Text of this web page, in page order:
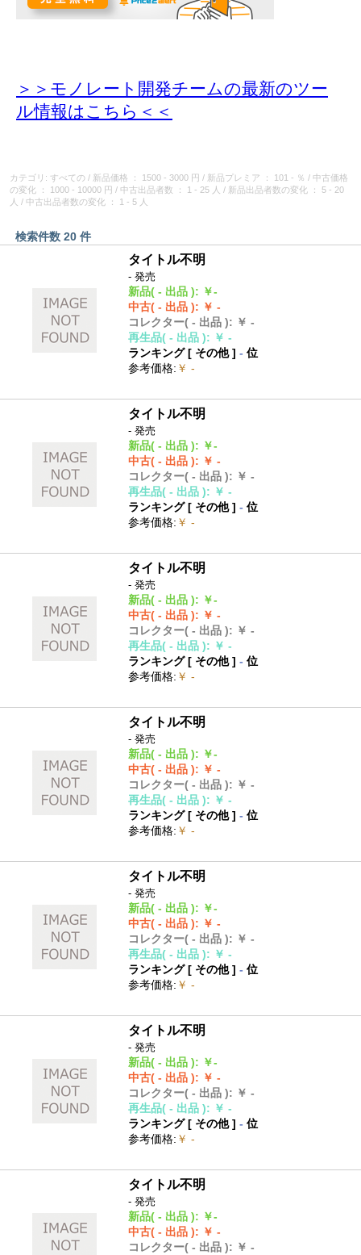
＞＞モノレート開発チームの最新のツー
ル情報はこちら＜＜
カテゴリ: すべての / 新品価格 ： 1500 - 3000 円 / 新品プレミア ： 101 - ％ / 中古価格
の変化
： 1000 - 10000 円 / 中古出品者数 ： 1 - 25 人 / 新品出品者数の変化
： 5 - 20
人 / 中古出品者数の変化 ： 1 - 5 人
検索件数 20 件
タイトル不明
- 発売
新品( - 出品 ): ￥-
中古( - 出品 ): ￥ -
コレクター( - 出品 ): ￥ -
再生品( - 出品 ): ￥ -
ランキング [ その他]- 位
参考価格: ￥ -
タイトル不明
- 発売
新品( - 出品 ): ￥-
中古( - 出品 ): ￥ -
コレクター( - 出品 ): ￥ -
再生品( - 出品 ): ￥ -
ランキング [ その他]- 位
参考価格: ￥ -
タイトル不明
- 発売
新品( - 出品 ): ￥-
中古( - 出品 ): ￥ -
コレクター( - 出品 ): ￥ -
再生品( - 出品 ): ￥ -
ランキング [ その他]- 位
参考価格: ￥ -
タイトル不明
- 発売
新品( - 出品 ): ￥-
中古( - 出品 ): ￥ -
コレクター( - 出品 ): ￥ -
再生品( - 出品 ): ￥ -
ランキング [ その他]- 位
参考価格: ￥ -
タイトル不明
- 発売
新品( - 出品 ): ￥-
中古( - 出品 ): ￥ -
コレクター( - 出品 ): ￥ -
再生品( - 出品 ): ￥ -
ランキング [ その他]- 位
参考価格: ￥ -
タイトル不明
- 発売
新品( - 出品 ): ￥-
中古( - 出品 ): ￥ -
コレクター( - 出品 ): ￥ -
再生品( - 出品 ): ￥ -
ランキング [ その他]- 位
参考価格: ￥ -
タイトル不明
- 発売
新品( - 出品 ): ￥-
中古( - 出品 ): ￥ -
コレクター( - 出品 ): ￥ -